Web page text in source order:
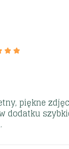
piękne
dodatku